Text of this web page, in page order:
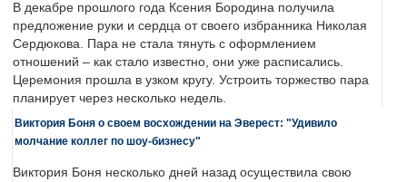
В декабре прошлого года Ксения Бородина получила
предложение руки и сердца от своего избранника Николая
Сердюкова. Пара не стала тянуть с оформлением
отношений – как стало известно, они уже расписались.
Церемония прошла в узком кругу. Устроить торжество пара
планирует через несколько недель.
Виктория Боня о своем восхождении на Эверест: "Удивило
молчание коллег по шоу-бизнесу"
Виктория Боня несколько дней назад осуществила свою